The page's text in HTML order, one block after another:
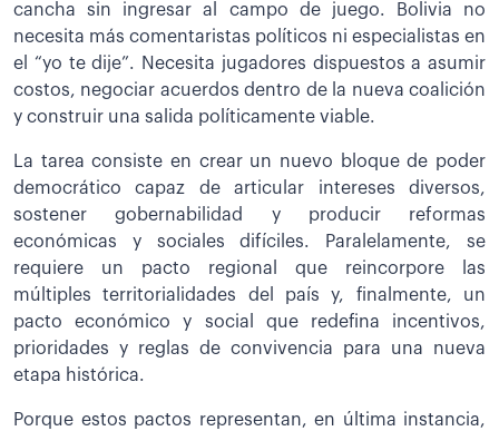
cancha sin ingresar al campo de juego. Bolivia no
necesita más comentaristas políticos ni especialistas en
el “yo te dije”. Necesita jugadores dispuestos a asumir
costos, negociar acuerdos dentro de la nueva coalición
y construir una salida políticamente viable.
La tarea consiste en crear un nuevo bloque de poder
democrático capaz de articular intereses diversos,
sostener gobernabilidad y producir reformas
económicas y sociales difíciles. Paralelamente, se
requiere un pacto regional que reincorpore las
múltiples territorialidades del país y, finalmente, un
pacto económico y social que redefina incentivos,
prioridades y reglas de convivencia para una nueva
etapa histórica.
Porque estos pactos representan, en última instancia,